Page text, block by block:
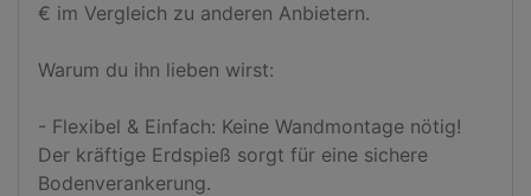
€ im Vergleich zu anderen Anbietern.
Warum du ihn lieben wirst:
- Flexibel & Einfach: Keine Wandmontage nötig!
Der kräftige Erdspieß sorgt für eine sichere
Bodenverankerung.